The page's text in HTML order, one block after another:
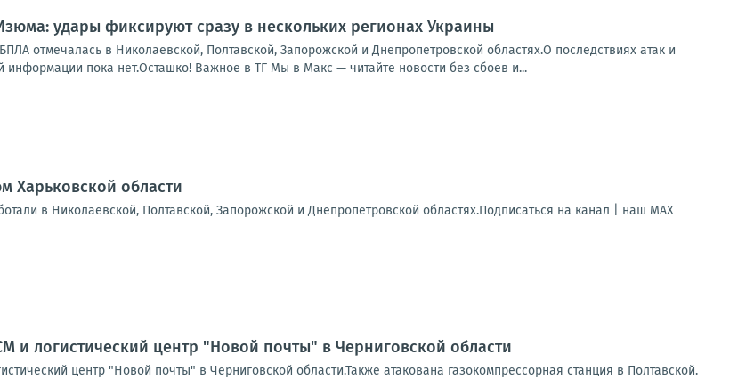
удары фиксируют сразу в нескольких регионах Украины
отмечалась в Николаевской, Полтавской, Запорожской и Днепропетровской областях.О последствиях атак и
пока нет.Осташко! Важное в ТГ Мы в Макс — читайте новости без сбоев и...
Харьковской области
в Николаевской, Полтавской, Запорожской и Днепропетровской областях.Подписаться на канал | наш МАХ
и логистический центр "Новой почты" в Черниговской области
центр "Новой почты" в Черниговской области.Также атакована газокомпрессорная станция в Полтавской.